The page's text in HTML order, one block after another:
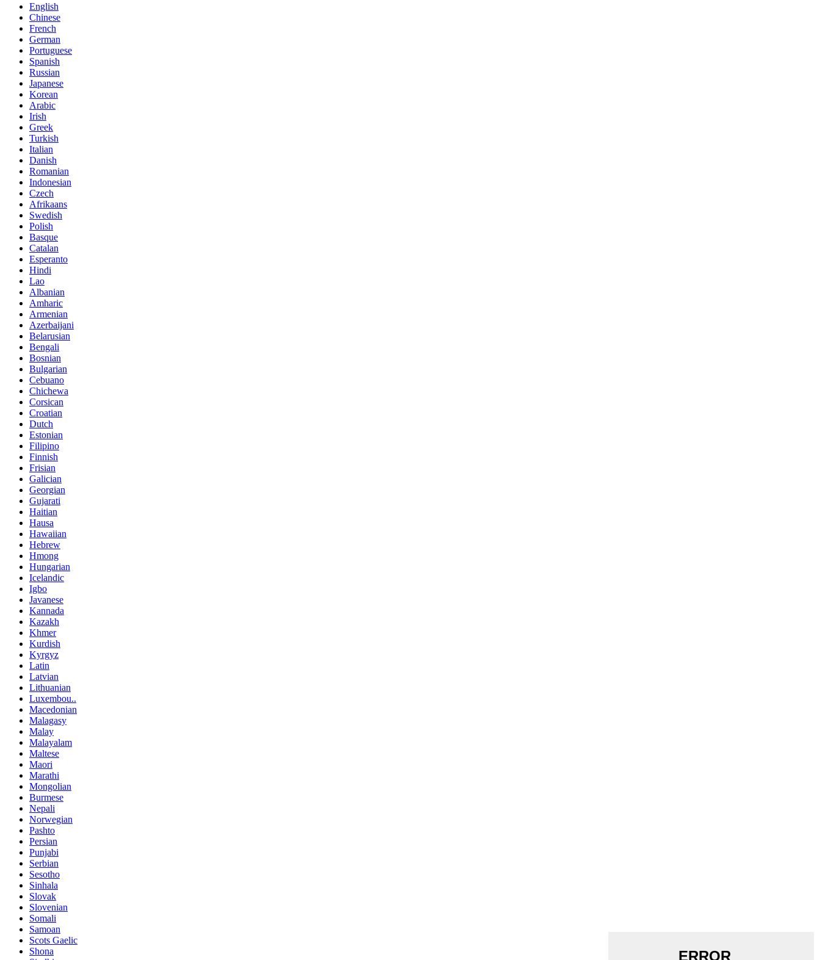
English
Chinese
French
German
Portuguese
Spanish
Russian
Japanese
Korean
Arabic
Irish
Greek
Turkish
Italian
Danish
Romanian
Indonesian
Czech
Afrikaans
Swedish
Polish
Basque
Catalan
Esperanto
Hindi
Lao
Albanian
Amharic
Armenian
Azerbaijani
Belarusian
Bengali
Bosnian
Bulgarian
Cebuano
Chichewa
Corsican
Croatian
Dutch
Estonian
Filipino
Finnish
Frisian
Galician
Georgian
Gujarati
Haitian
Hausa
Hawaiian
Hebrew
Hmong
Hungarian
Icelandic
Igbo
Javanese
Kannada
Kazakh
Khmer
Kurdish
Kyrgyz
Latin
Latvian
Lithuanian
Luxembou..
Macedonian
Malagasy
Malay
Malayalam
Maltese
Maori
Marathi
Mongolian
Burmese
Nepali
Norwegian
Pashto
Persian
Punjabi
Serbian
Sesotho
Sinhala
Slovak
Slovenian
Somali
Samoan
Scots Gaelic
Shona